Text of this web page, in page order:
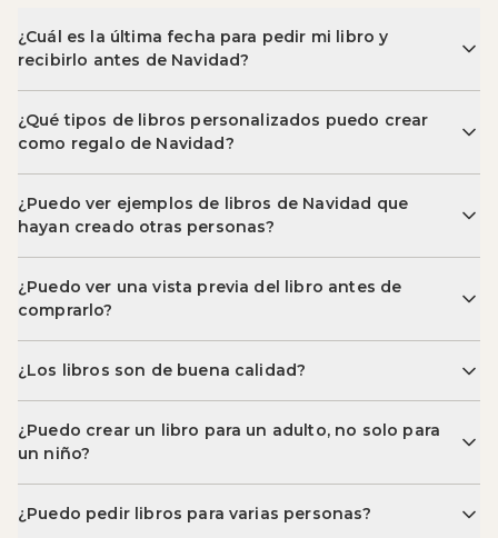
¿Cuál es la última fecha para pedir mi libro y
recibirlo antes de Navidad?
¿Qué tipos de libros personalizados puedo crear
como regalo de Navidad?
Los cuentos son aventuras personalizadas completamente
ilustradas. Perfectos para niños que quieren ser los héroes de su
propia historia navideña.
Los libros son libros largos de tapa dura para contenido escrito:
cartas de amor, historias familiares o recuerdos personales. Un
regalo de Navidad significativo para los adultos de tu vida.
se envían en un plazo de 5 días laborables.
¿Puedo ver ejemplos de libros de Navidad que
hayan creado otras personas?
¿Puedo ver una vista previa del libro antes de
comprarlo?
¿Los libros son de buena calidad?
¿Puedo crear un libro para un adulto, no solo para
un niño?
¿Puedo pedir libros para varias personas?